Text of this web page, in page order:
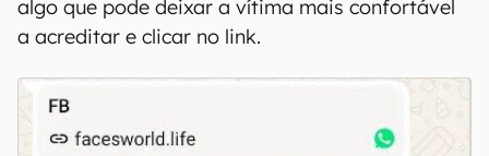
algo que pode deixar a vítima mais confortável
a acreditar e clicar no link.